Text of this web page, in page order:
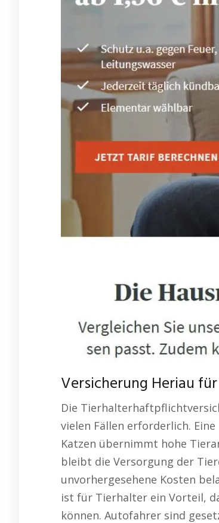
Versicherung Heriau
Die
vielen Fällen erforderlich.
Katzen übernimmt hohe
bleibt die Versorgung der
unvorhergesehene Kosten
ist für Tierhalter ein Vorteil,
können. Autofahrer sind